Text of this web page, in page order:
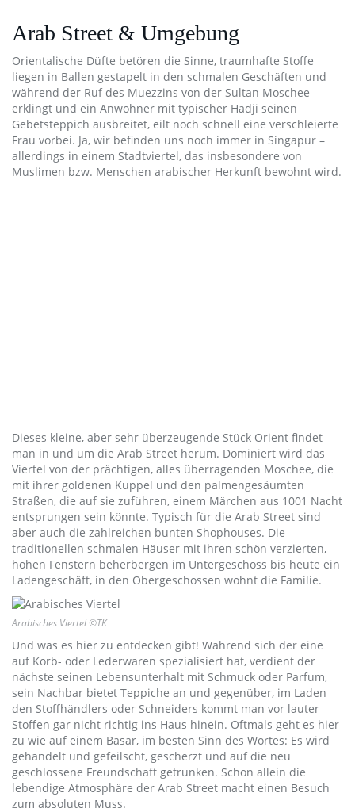
Arab Street & Umgebung
Orientalische Düfte betören die Sinne, traumhafte Stoffe
liegen in Ballen gestapelt in den schmalen Geschäften und
während der Ruf des Muezzins von der Sultan Moschee
erklingt und ein Anwohner mit typischer Hadji seinen
Gebetsteppich ausbreitet, eilt noch schnell eine verschleierte
Frau vorbei. Ja, wir befinden uns noch immer in Singapur –
allerdings in einem Stadtviertel, das insbesondere von
Muslimen bzw. Menschen arabischer Herkunft bewohnt wird.
Dieses kleine, aber sehr überzeugende Stück Orient findet
man in und um die Arab Street herum. Dominiert wird das
Viertel von der prächtigen, alles überragenden Moschee, die
mit ihrer goldenen Kuppel und den palmengesäumten
Straßen, die auf sie zuführen, einem Märchen aus 1001 Nacht
entsprungen sein könnte. Typisch für die Arab Street sind
aber auch die zahlreichen bunten Shophouses. Die
traditionellen schmalen Häuser mit ihren schön verzierten,
hohen Fenstern beherbergen im Untergeschoss bis heute ein
Ladengeschäft, in den Obergeschossen wohnt die Familie.
Arabisches Viertel ©TK
Und was es hier zu entdecken gibt! Während sich der eine
auf Korb- oder Lederwaren spezialisiert hat, verdient der
nächste seinen Lebensunterhalt mit Schmuck oder Parfum,
sein Nachbar bietet Teppiche an und gegenüber, im Laden
den Stoffhändlers oder Schneiders kommt man vor lauter
Stoffen gar nicht richtig ins Haus hinein. Oftmals geht es hier
zu wie auf einem Basar, im besten Sinn des Wortes: Es wird
gehandelt und gefeilscht, gescherzt und auf die neu
geschlossene Freundschaft getrunken. Schon allein die
lebendige Atmosphäre der Arab Street macht einen Besuch
zum absoluten Muss.